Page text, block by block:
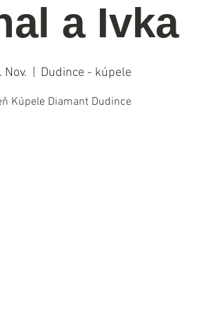
a Ivka
Nov. Dudince - kúpele
Kúpele Diamant Dudince